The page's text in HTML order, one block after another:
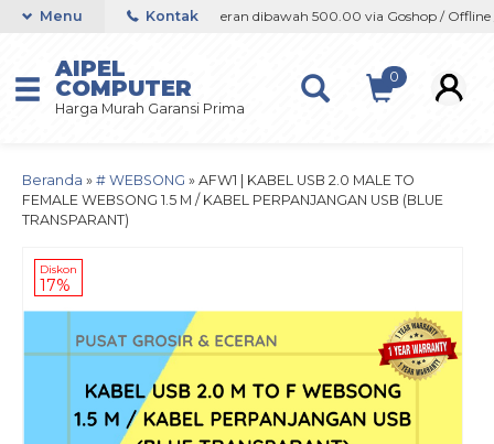
/ Marketplace Orderan dibawah 500.00 via Goshop / Offline /
Menu Kontak
AIPEL
COMPUTER
Harga Murah Garansi Prima
0
Beranda » # WEBSONG » AFW1 | KABEL USB 2.0 MALE TO
FEMALE WEBSONG 1.5 M / KABEL PERPANJANGAN USB (BLUE
TRANSPARANT)
Diskon
17%